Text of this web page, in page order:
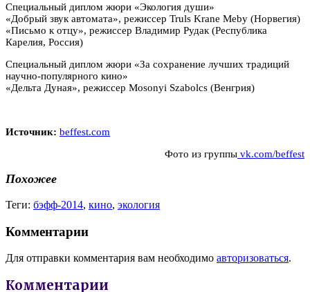
Специальный диплом жюри «Экология души»
«Добрый звук автомата», режиссер Truls Krane Meby (Норвегия)
«Письмо к отцу», режиссер Владимир Рудак (Республика
Карелия, Россия)
Специальный диплом жюри «За сохранение лучших традиций
научно-популярного кино»
«Дельта Дуная», режиссер Mosonyi Szabolcs (Венгрия)
Источник: beffest.com
Фото из группы vk.com/beffest
Похожее
Теги: бэфф-2014, кино, экология
Комментарии
Для отправки комментария вам необходимо авторизоваться.
Комментарии